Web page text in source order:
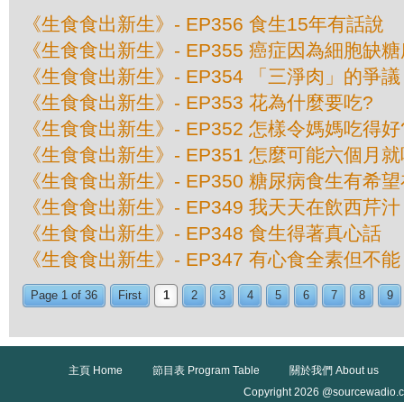
《生食食出新生》- EP356 食生15年有話說
《生食食出新生》- EP355 癌症因為細胞缺
《生食食出新生》- EP354 「三淨肉」的爭議
《生食食出新生》- EP353 花為什麼要吃?
《生食食出新生》- EP352 怎樣令媽媽吃得
《生食食出新生》- EP351 怎麼可能六個月
《生食食出新生》- EP350 糖尿病食生有希
《生食食出新生》- EP349 我天天在飲西芹汁
《生食食出新生》- EP348 食生得著真心話
《生食食出新生》- EP347 有心食全素但不
Page 1 of 36 First 1 2 3 4 5 6 7 8 9
主頁 Home 節目表 Program Table
關於我們 About us
Copyright 2026